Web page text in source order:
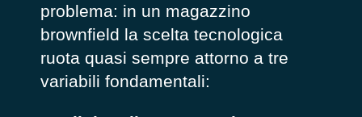
problema: in un magazzino
brownfield la scelta tecnologica
ruota quasi sempre attorno a tre
variabili fondamentali: